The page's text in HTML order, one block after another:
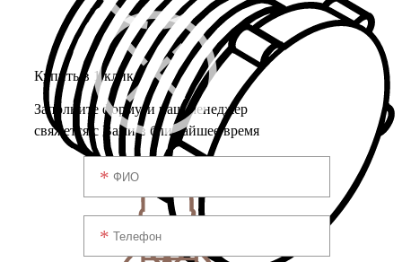
Купить в 1 клик
Заполните форму, и наш менеджер
свяжется с Вами в ближайшее время